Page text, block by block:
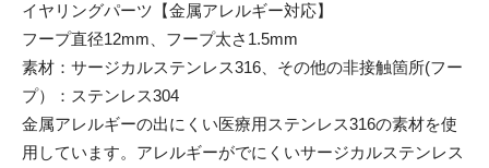
イヤリングパーツ【金属アレルギー対応】
フープ直径12mm、フープ太さ1.5mm
素材：サージカルステンレス316、その他の非接触箇所(フー
プ）：ステンレス304
金属アレルギーの出にくい医療用ステンレス316の素材を使
用しています。アレルギーがでにくいサージカルステンレス